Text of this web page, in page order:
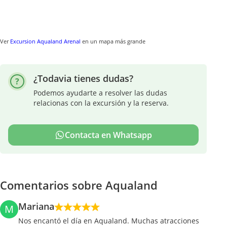
Ver Excursion Aqualand Arenal en un mapa más grande
¿Todavia tienes dudas?
Podemos ayudarte a resolver las dudas
relacionas con la excursión y la reserva.
Contacta en Whatsapp
Comentarios sobre Aqualand
M Mariana
Nos encantó el día en Aqualand. Muchas atracciones